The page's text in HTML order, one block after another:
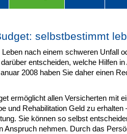
selbstbestimmt
nach einem schweren Unfall
entscheiden, welche Hilfen
2008 haben Sie daher einen
ermöglicht allen Versicherten mit
und Rehabilitation Geld zu erhalten
Sie können so selbst
Anspruch nehmen. Durch das